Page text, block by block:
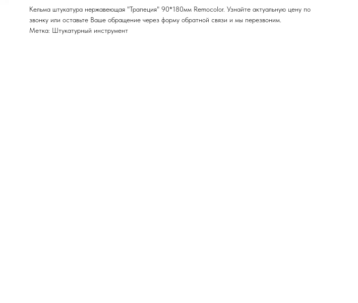
Кельма штукатура нержавеющая "Трапеция" 90*180мм Remocolor. Узнайте актуальную цену по
звонку или оставьте Ваше обращение через форму обратной связи и мы перезвоним.
Метка: Штукатурный инструмент